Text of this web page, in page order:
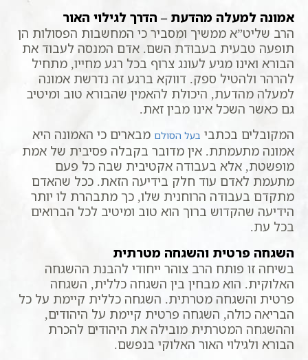
אמונה למעלה מהדעת – הדרך לגילוי האור
הרב שליט”א ממשיך ומסביר כי המחשבות הפסולות הן
תופעה טבעית בעבודת השם. אדם המנסה לעבוד את
הבורא ואינו מגיע לעונג צרוף בכל רגע מחייו, מתחיל
להרהר ולהטיל ספק. דווקא ברגע זה נדרשת אמונה
למעלה מהדעת, היכולת להאמין שהבורא טוב ומיטיב
גם כאשר השכל אינו מבין זאת.
המקובלים בכתבי בעל הסולם מבארים כי האמונה היא
אמונה מתעמתת. אין מדובר בקבלה פסיבית של אמת
מופשטת, אלא בעבודה אקטיבית שבה כל פעם
מתעמת לאדם עוד חלק בידיעה הזאת. ככל שהאדם
מתקדם בעבודה הרוחנית שלו, כך מתבהרת לו יותר
הידיעה שהקדוש ברוך הוא טוב ומיטיב לכל הברואים
בכל עת.
השגחה פרטית והשגחה מטרתית
בשיחה זו פותח הרב צוהר ייחודי להבנת ההשגחה
האלוקית. הוא מבחין בין השגחה כללית, השגחה
פרטית והשגחה מטרתית. השגחה כללית קיימת על כל
הבריאה כולה, השגחה פרטית קיימת על היהודים,
וההשגחה המטרתית מובילה את היהודים להכרת
הבורא ולגילוי האור האלוקי בנפשם.